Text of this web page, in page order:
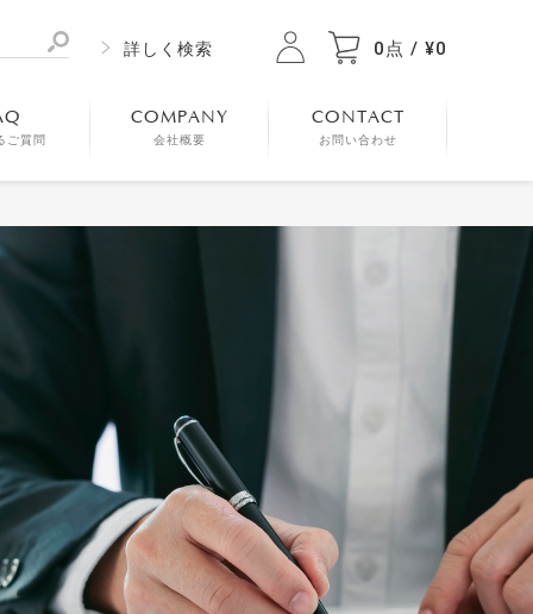
詳しく検索 0点 / ¥0
ご質問
COMPANY
会社概要
CONTACT
お問い合わせ